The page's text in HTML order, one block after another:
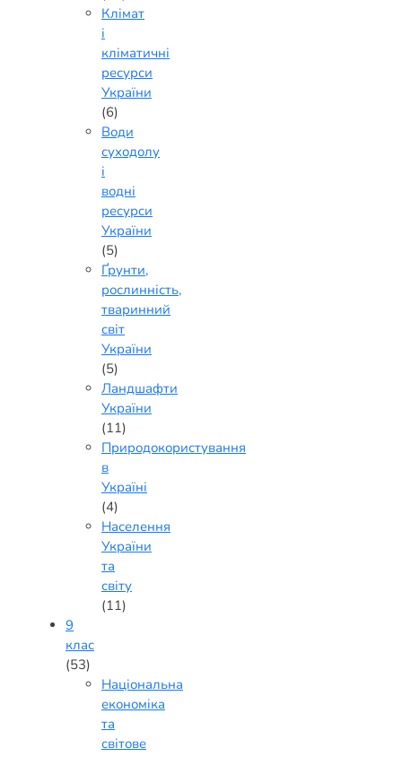
Клімат
і
кліматичні
ресурси
України
(6)
Води
суходолу
і
водні
ресурси
України
(5)
Ґрунти,
рослинність,
тваринний
світ
України
(5)
Ландшафти
України
(11)
Природокористування
в
Україні
(4)
Населення
України
та
світу
(11)
9
клас
(53)
Національна
економіка
та
світове